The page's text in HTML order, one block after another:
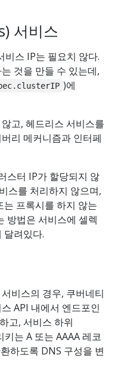
서비스
스 IP는 필요치 않다.
것을 만들 수 있는데,
)에
고, 헤드리스 서비스를
리 메커니즘과 인터페
스터 IP가 할당되지 않
스를 처리하지 않으며,
프록시를 하지 않는
방법은 서비스에 셀렉
달려있다.
비스의 경우, 쿠버네티
API 내에서 엔드포인
고, 서비스 하위
는 A 또는 AAAA 레코
하도록 DNS 구성을 변